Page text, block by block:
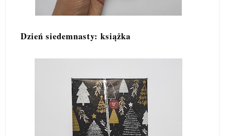
Dzień siedemnasty: książka